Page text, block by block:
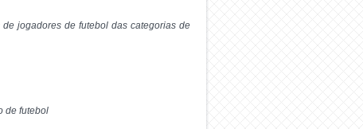
jogadores de futebol das categorias de
de futebol